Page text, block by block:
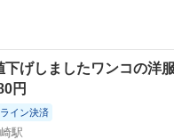
下げしましたワンコの洋服
円
イン決済
駅